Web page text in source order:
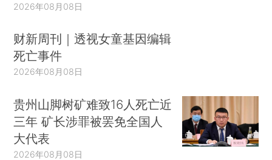
2026年08月08日
财新周刊｜透视女童基因编辑
死亡事件
2026年08月08日
贵州山脚树矿难致16人死亡近
三年 矿长涉罪被罢免全国人
大代表
2026年08月08日